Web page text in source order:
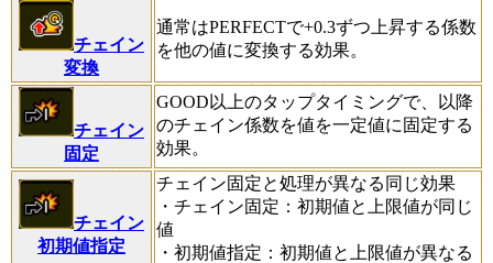
チェイン
変換
通常はPERFECTで+0.3ずつ上昇する係数
を他の値に変換する効果。
チェイン
固定
GOOD以上のタップタイミングで、以降
のチェイン係数を値を一定値に固定する
効果。
チェイン
初期値指定
チェイン固定と処理が異なる同じ効果
・チェイン固定：初期値と上限値が同じ
値
・初期値指定：初期値と上限値が異なる